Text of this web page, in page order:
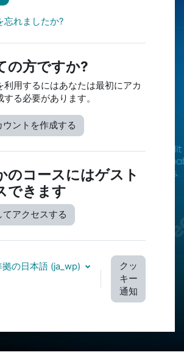
忘れましたか?
の方ですか?
利用するにはあなたは最初にアカ
る必要があります。
ウントを作成する
のコースにはゲスト
できます
アクセスする
の日本語 ‎(ja_wp)‎
クッ
キー
通知